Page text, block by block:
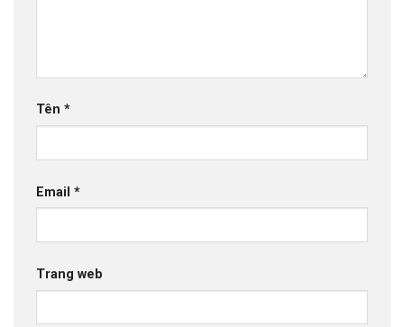
Tên *
Email *
Trang web